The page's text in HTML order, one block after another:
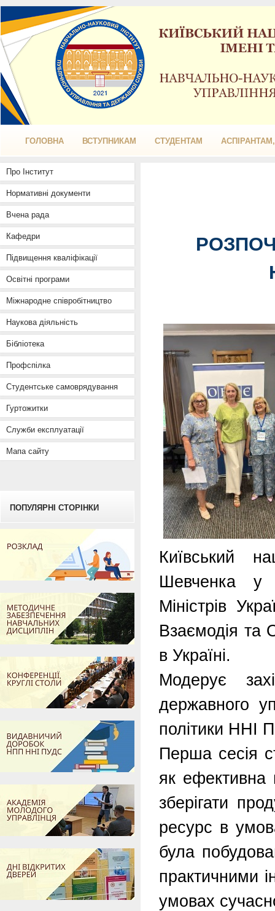
ГОЛОВНА ВСТУПНИКАМ СТУДЕНТАМ
Про Інститут
Нормативні документи
Вчена рада
Кафедри
Підвищення кваліфікації
Освітні програми
Міжнародне співробітництво
Наукова діяльність
Бібліотека
Профспілка
Студентське самоврядування
Гуртожитки
Служби експлуатації
Мапа сайту
ПОПУЛЯРНІ СТОРІНКИ
Київський
Шевченка у
Міністрів
Взаємодія
в Україні.
Модерує
державного
політики ННІ
Перша сесія
як ефективна
зберігати
ресурс в
була
практичними
умовах